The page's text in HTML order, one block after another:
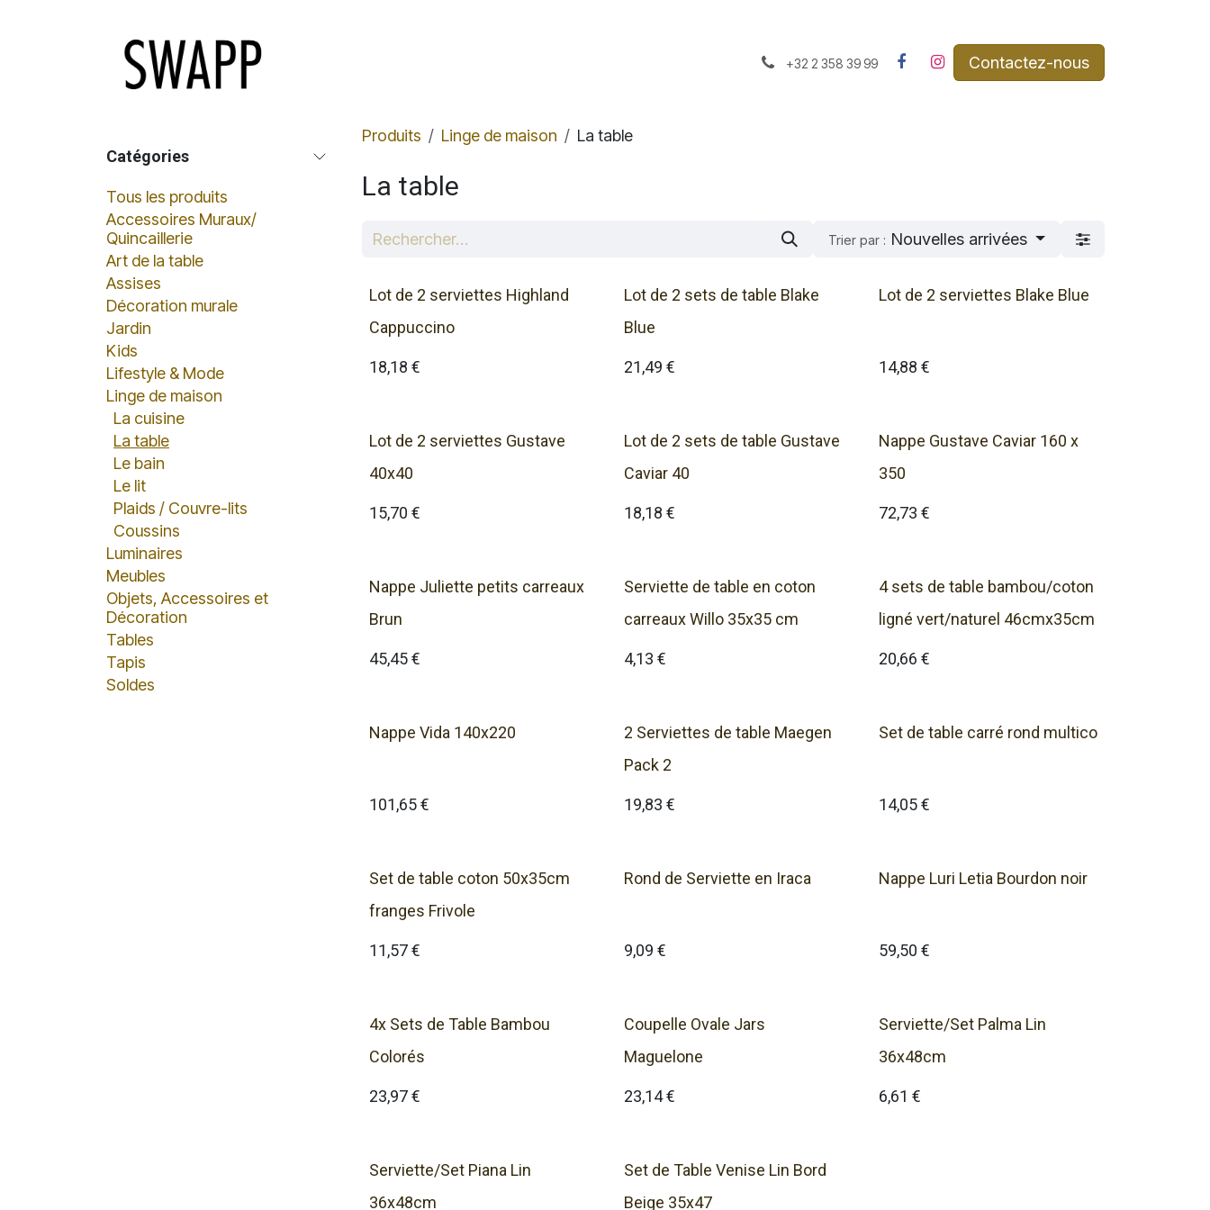
+32 2 358 39 99 Contactez-nous​
Catégories
Tous les produits
Accessoires Muraux/
Quincaillerie
Art de la table
Assises
Décoration murale
Jardin
Kids
Lifestyle & Mode
Linge de maison
La cuisine
La table
Le bain
Le lit
Plaids / Couvre-lits
Coussins
Luminaires
Meubles
Objets, Accessoires et
Décoration
Tables
Tapis
Soldes
Produits Linge de maison La table
La table
Trier par : Nouvelles arrivées
Lot de 2 serviettes Highland
Cappuccino
18,18 €
Lot de 2 sets de table Blake
Blue
21,49 €
Lot de 2 serviettes Blake Blue
14,88 €
Lot de 2 serviettes Gustave
40x40
15,70 €
Lot de 2 sets de table Gustave
Caviar 40
18,18 €
Nappe Gustave Caviar 160 x
350
72,73 €
Nappe Juliette petits carreaux
Brun
45,45€
Serviette de table en coton
carreaux Willo 35x35 cm
4,13 €
4 sets de table bambou/coton
ligné vert/naturel 46cmx35cm
20,66 €
Nappe Vida 140x220
101,65€
2 Serviettes de table Maegen
Pack 2
19,83 €
Set de table carré rond multico
14,05€
Set de table coton 50x35cm
franges Frivole
11,57€
Rond de Serviette en Iraca
9,09 €
Nappe Luri Letia Bourdon noir
59,50 €
4x Sets de Table Bambou
Colorés
23,97€
Coupelle Ovale Jars
Maguelone
23,14€
Serviette/Set Palma Lin
36x48cm
6,61 €
Serviette/Set Piana Lin
36x48cm
Set de Table Venise Lin Bord
Beige 35x47